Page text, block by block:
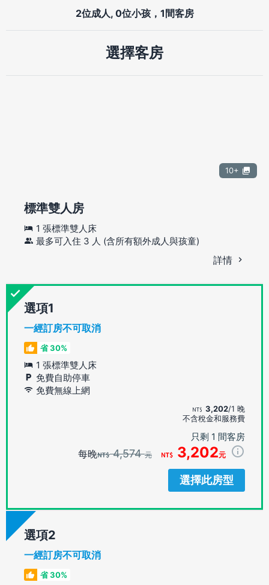
2位成人, 0位小孩，1間客房
選擇客房
10+
標準雙人房
1 張標準雙人床
最多可入住 3 人 (含所有額外成人與孩童)
詳情
選項
一經訂房不可取消
省 30%
1 張標準雙人床
免費自助停車
免費無線上網
3,202/1 晚
不含稅金和服務費
只剩 1 間客房
每晚 4,574元 3,202元
選擇此房型
選項
一經訂房不可取消
省 30%